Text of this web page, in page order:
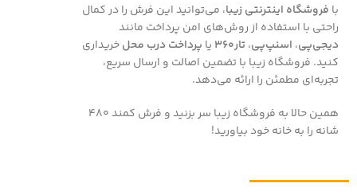
با فروشگاه اینترنتی زیبا، می‌توانید این فرش را در کمال
راحتی با استفاده از روش‌های امن پرداخت مانند
دیجی‌پی، اسنپ‌پی،تار360 یا پرداخت درب محلخریداری
کنید. فروشگاه زیبا با تضمین اصالت و ارسال سریع،
تجربه‌ای مطمئن را ارائه می‌دهد.
همین حالا به فروشگاه زیبا سر بزنید و فرش کمند 480
شانه را به خانه خود بیاورید!